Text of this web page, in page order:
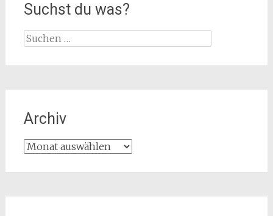
Suchst du was?
Suche
Archiv
Archiv